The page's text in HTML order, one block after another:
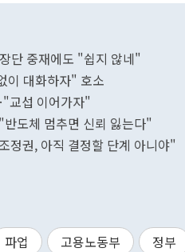
단 중재에도 "쉽지 않네"
이 대화하자" 호소
교섭 이어가자"
도체 멈추면 신뢰 잃는다"
권, 아직 결정할 단계 아니야"
파업 고용노동부 정부